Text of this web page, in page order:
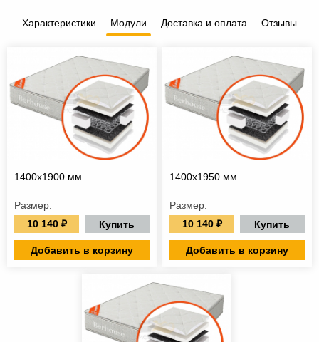
Характеристики Модули Доставка и оплата Отзывы
1400х1900 мм
Размер:
10 140 ₽
Купить
Добавить в корзину
1400х1950 мм
Размер:
10 140 ₽
Купить
Добавить в корзину